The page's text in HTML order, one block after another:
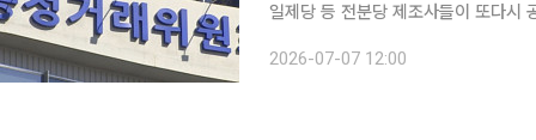
일제당 등 전분당 제조사들이 또다시
전분당 제조 및 판매사업자들의 위반
2026-07-07 12:00